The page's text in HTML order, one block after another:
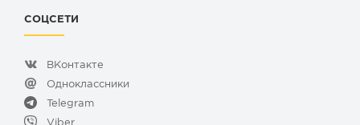
СОЦСЕТИ
ВКонтакте
Одноклассники
Telegram
Viber